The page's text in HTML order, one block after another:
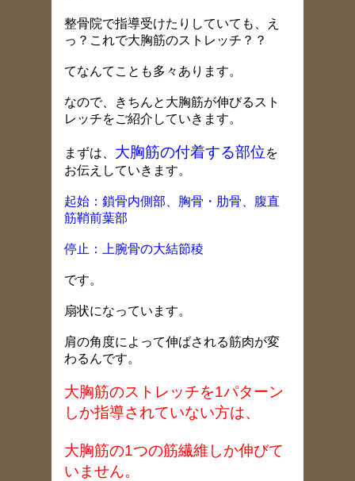
整骨院で指導受けたりしていても、え
っ？これで大胸筋のストレッチ？？
てなんてことも多々あります。
なので、きちんと大胸筋が伸びるスト
レッチをご紹介していきます。
まずは、 大胸筋の付着する部位を
お伝えしていきます。
起始：鎖骨内側部、胸骨・肋骨、腹直
筋鞘前葉部
停止：上腕骨の大結節稜
です。
扇状になっています。
肩の角度によって伸ばされる筋肉が変
わるんです。
大胸筋のストレッチを1パターン
しか指導されていない方は、
大胸筋の1つの筋繊維しか伸びて
いません。